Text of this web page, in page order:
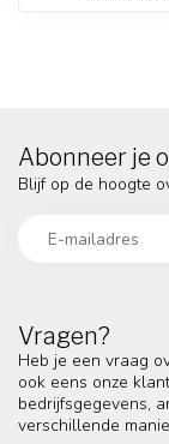
Vragen?
Heb je een vraag
ook eens onze
bedrijfsgegevens,
verschillende
Abonneer je
Blijf op de hoogte